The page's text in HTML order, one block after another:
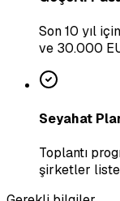
Son 10 yıl
ve 30.000
Seyahat
Toplantı
şirketler